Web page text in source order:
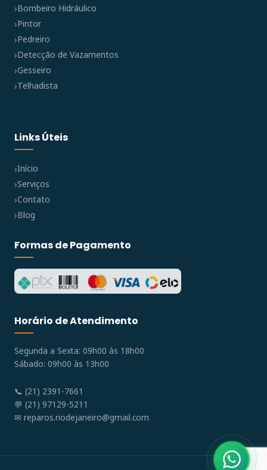
Bombeiro Hidráulico
Pintor
Pedreiro
Detecção de Vazamentos
Gesseiro
Telhadista
Links Úteis
Início
Serviços
Contato
Blog
Formas de Pagamento
Horário de Atendimento
Segunda a Sexta: 09h00 às 18h00
Sábado: 09h00 às 13h00
📞 (21) 2391-7661
💬 (21) 97129-5211
✉ reparos.riodejaneiro@gmail.com